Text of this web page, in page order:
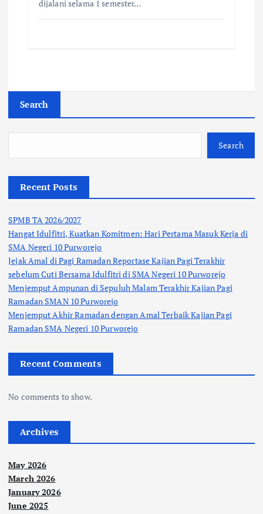
dijalani selama 1 semester…
Search
Search
Recent Posts
SPMB TA 2026/2027
Hangat Idulfitri, Kuatkan Komitmen: Hari Pertama Masuk Kerja di
SMA Negeri 10 Purworejo
Jejak Amal di Pagi Ramadan Reportase Kajian Pagi Terakhir
sebelum Cuti Bersama Idulfitri di SMA Negeri 10 Purworejo
Menjemput Ampunan di Sepuluh Malam Terakhir Kajian Pagi
Ramadan SMAN 10 Purworejo
Menjemput Akhir Ramadan dengan Amal Terbaik Kajian Pagi
Ramadan SMA Negeri 10 Purworejo
Recent Comments
No comments to show.
Archives
May 2026
March 2026
January 2026
June 2025